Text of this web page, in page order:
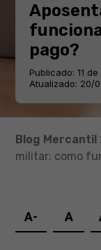
pago?
Publicado: 11
Atualizado: 20/
Blog Mercantil
militar: como
A- A